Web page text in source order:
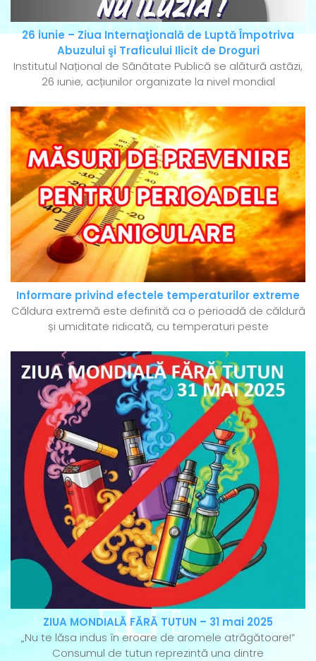
26 iunie – Ziua Internaţională de Luptă Împotriva
Abuzului şi Traficului Ilicit de Droguri
Institutul Național de Sănătate Publică se alătură astăzi,
26 iunie, acțiunilor organizate la nivel mondial
Informare privind efectele temperaturilor extreme
Căldura extremă este definită ca o perioadă de căldură
și umiditate ridicată, cu temperaturi peste
ZIUA MONDIALĂ FĂRĂ TUTUN – 31 mai 2025
„Nu te lăsa indus în eroare de aromele atrăgătoare!”
Consumul de tutun reprezintă una dintre